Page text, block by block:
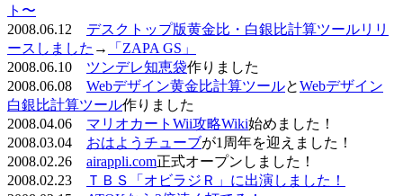
ト〜
2008.06.12 デスクトップ版黄金比・白銀比計算ツールリリ
ースしました →
「ZAPA GS」
2008.06.10 ツンデレ知恵袋作りました
2008.06.08 Webデザイン黄金比計算ツールとWebデザイン
白銀比計算ツール作りました
2008.04.06 マリオカートWii攻略Wiki始めました！
2008.03.04 おはようチューブが1周年を迎えました！
2008.02.26 airappli.com正式オープンしました！
2008.02.23
ＴＢＳ「オビラジＲ」に出演しました！